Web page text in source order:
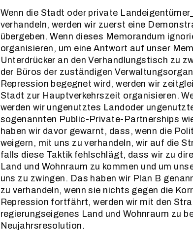
Wenn die Stadt oder private
verhandeln, werden wir zuerst eine
übergeben. Wenn dieses Memorandum
organisieren, um eine Antwort auf unser
Unterdrücker an den Verhandlungstisch zu
der Büros der zuständigen
Repression begegnet wird, werden wir
Stadt zur Hauptverkehrszeit organisieren.
werden wir ungenutztes Landoder
sogenannten Public-Private-Partnerships
haben wir davor gewarnt, dass, wenn die
weigern, mit uns zu verhandeln, wir auf die
falls diese Taktik fehlschlägt, dass wir zu
Land und Wohnraum zu kommen und um
uns zu zwingen. Das haben wir Plan B
zu verhandeln, wenn sie nichts gegen die
Repression fortfährt, werden wir mit den
regierungseigenes Land und Wohnraum zu
Neujahrsresolution.